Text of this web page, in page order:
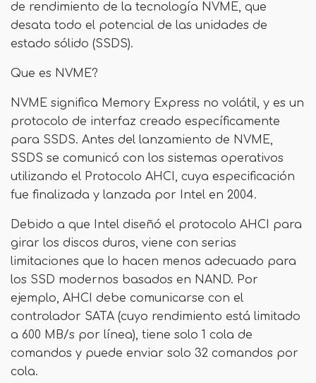
de rendimiento de la tecnología NVME, que
desata todo el potencial de las unidades de
estado sólido (SSDS).
Que es NVME?
NVME significa Memory Express no volátil, y es un
protocolo de interfaz creado específicamente
para SSDS. Antes del lanzamiento de NVME,
SSDS se comunicó con los sistemas operativos
utilizando el Protocolo AHCI, cuya especificación
fue finalizada y lanzada por Intel en 2004.
Debido a que Intel diseñó el protocolo AHCI para
girar los discos duros, viene con serias
limitaciones que lo hacen menos adecuado para
los SSD modernos basados ​​en NAND. Por
ejemplo, AHCI debe comunicarse con el
controlador SATA (cuyo rendimiento está limitado
a 600 MB/s por línea), tiene solo 1 cola de
comandos y puede enviar solo 32 comandos por
cola.